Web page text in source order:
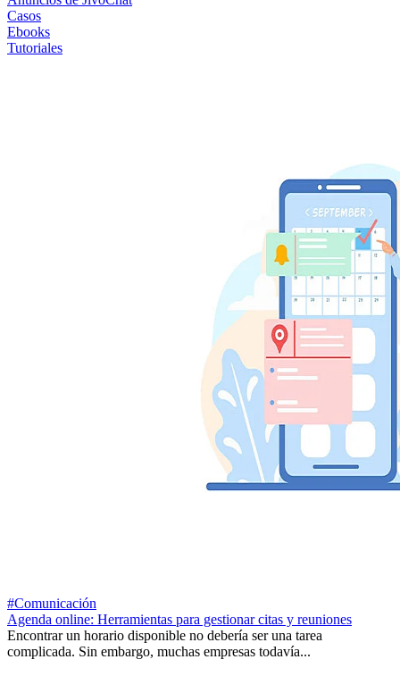
Casos
Ebooks
Tutoriales
#Comunicación
Agenda online: Herramientas para gestionar citas y reuniones
Encontrar un horario disponible no debería ser una tarea
complicada. Sin embargo, muchas empresas todavía...